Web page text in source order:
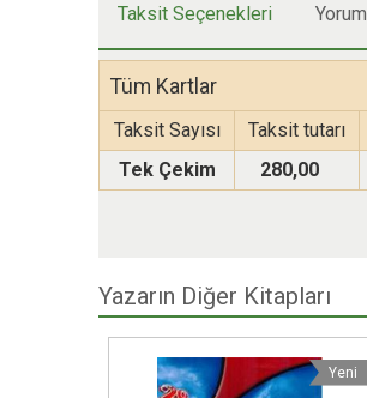
Taksit Seçenekleri
Tüm Kartlar
Taksit Sayısı Taksit tutarı
Tek Çekim
280,00
Yazarın Diğer Kitapları
Yeni